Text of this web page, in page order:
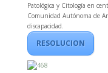
Patológica y Citología en
Comunidad Autónoma de
discapacidad.
RESOLUCION